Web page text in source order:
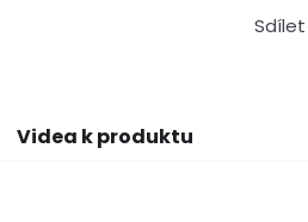
Sdílet
Videa k produktu